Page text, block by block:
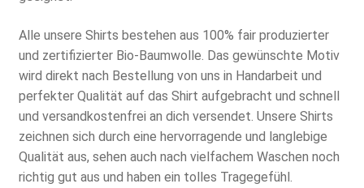
Alle unsere Shirts bestehen aus 100% fair produzierter
und zertifizierter Bio-Baumwolle. Das gewünschte Motiv
wird direkt nach Bestellung von uns in Handarbeit und
perfekter Qualität auf das Shirt aufgebracht und schnell
und versandkostenfrei an dich versendet. Unsere Shirts
zeichnen sich durch eine hervorragende und langlebige
Qualität aus, sehen auch nach vielfachem Waschen noch
richtig gut aus und haben ein tolles Tragegefühl.